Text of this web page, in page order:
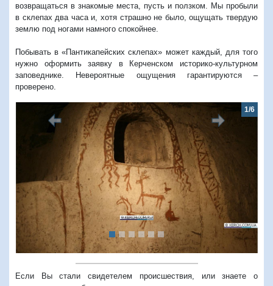
возвращаться в знакомые места, пусть и ползком. Мы пробыли
в склепах два часа и, хотя страшно не было, ощущать твердую
землю под ногами намного спокойнее.
Побывать в «Пантикапейских склепах» может каждый, для того
нужно оформить заявку в Керченском историко-культурном
заповеднике. Невероятные ощущения гарантируются –
проверено.
1/6
Предыдущий
Если Вы стали свидетелем происшествия, или знаете о